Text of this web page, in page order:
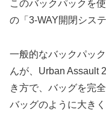
このバックパックを
の「3-WAY開閉シス
一般的なバックパッ
んが、Urban Assault
き方で、バッグを完
バッグのように大き